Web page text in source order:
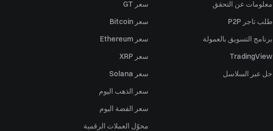
معلومات عن التحقق
طلب تاجر P2P
برنامج التسويق بالعمولة
TradingView
حل عبر السلاسل
سعر GT
سعر Bitcoin
سعر Ethereum
سعر XRP
سعر Solana
سعر الذهب اليوم
سعر الفضة اليوم
محوّل العملات الرقمية